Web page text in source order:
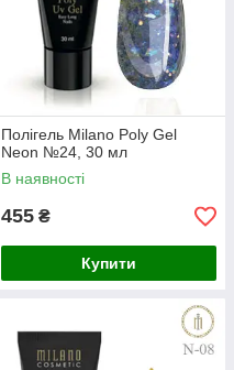
Полігель Milano Poly Gel
Neon №24, 30 мл
В наявності
455 ₴
Купити